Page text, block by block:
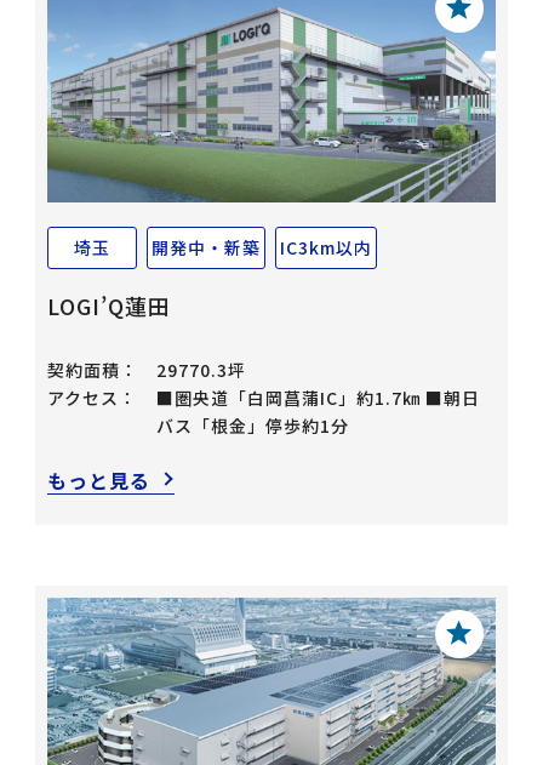
埼玉 開発中・新築 IC3km以内
LOGI’Q蓮田
契約面積：
29770.3坪
アクセス：
■圏央道「白岡菖蒲IC」約1.7㎞ ■朝日
バス「根金」停歩約1分
もっと見る